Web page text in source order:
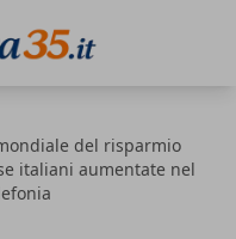
del risparmio
italiani aumentate nel